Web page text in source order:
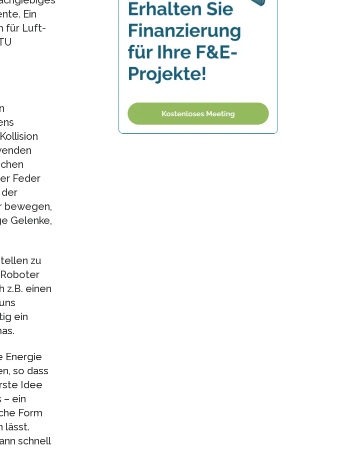
Ein
für Luft-
Feder
bewegen,
Gelenke,
zu
z.B. einen
ein
Energie
so dass
Idee
ein
Form
lässt.
schnell